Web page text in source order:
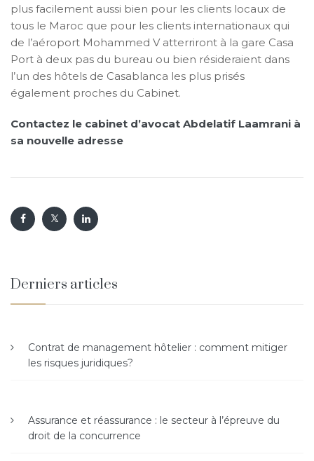
plus facilement aussi bien pour les clients locaux de
tous le Maroc que pour les clients internationaux qui
de l’aéroport Mohammed V atterriront à la gare Casa
Port à deux pas du bureau ou bien résideraient dans
l’un des hôtels de Casablanca les plus prisés
également proches du Cabinet.
Contactez le cabinet d’avocat Abdelatif Laamrani à
sa nouvelle adresse
Derniers articles
Contrat de management hôtelier : comment mitiger
les risques juridiques?
Assurance et réassurance : le secteur à l’épreuve du
droit de la concurrence